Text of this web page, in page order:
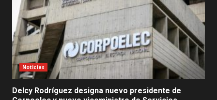
Noticias
Delcy Rodríguez designa nuevo presidente de